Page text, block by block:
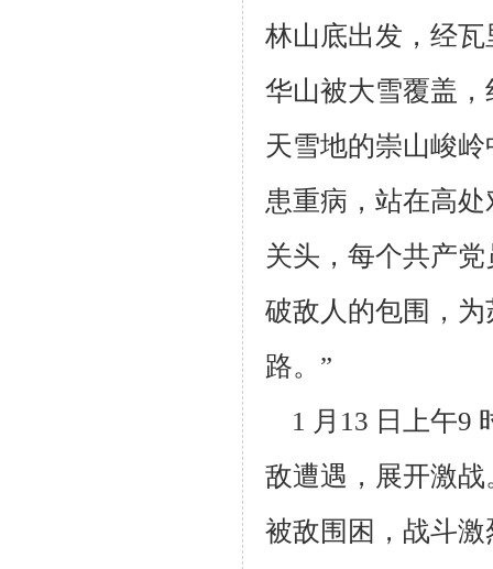
林山底出发，经
华山被大雪覆盖
天雪地的崇山峻
患重病，站在高处
关头，每个共产
破敌人的包围，
路。”
1 月13 日上午9
敌遭遇，展开激
被敌围困，战斗